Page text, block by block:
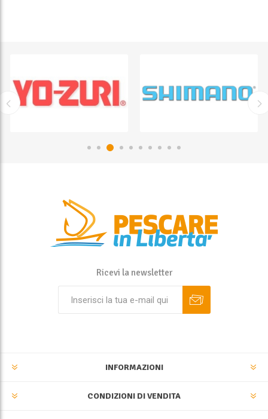
Ricevi la newsletter
INFORMAZIONI
CONDIZIONI DI VENDITA